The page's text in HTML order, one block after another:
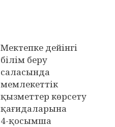
Мектепке дейінгі
білім беру
саласында
мемлекеттік
қызметтер көрсету
қағидаларына
4-қосымша